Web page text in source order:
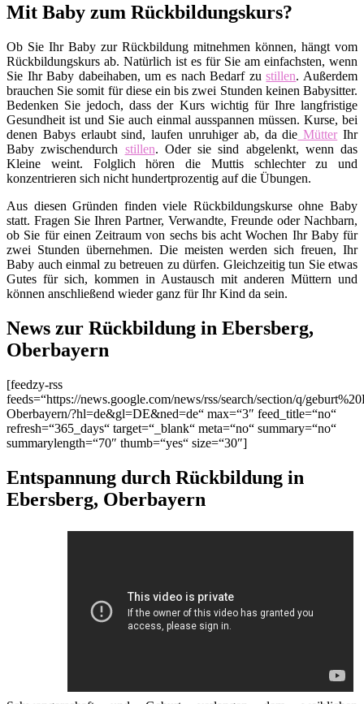
Mit Baby zum Rückbildungskurs?
Ob Sie Ihr Baby zur Rückbildung mitnehmen können, hängt vom
Rückbildungskurs ab. Natürlich ist es für Sie am einfachsten, wenn
Sie Ihr Baby dabeihaben, um es nach Bedarf zustillen. Außerdem
brauchen Sie somit für diese ein bis zwei Stunden keinen Babysitter.
Bedenken Sie jedoch, dass der Kurs wichtig für Ihre langfristige
Gesundheit ist und Sie auch einmal ausspannen müssen. Kurse, bei
denen Babys erlaubt sind, laufen unruhiger ab, da die MütterIhr
Baby zwischendurch stillen. Oder sie sind abgelenkt, wenn das
Kleine weint. Folglich hören die Muttis schlechter zu und
konzentrieren sich nicht hundertprozentig auf die Übungen.
Aus diesen Gründen finden viele Rückbildungskurse ohne Baby
statt. Fragen Sie Ihren Partner, Verwandte, Freunde oder Nachbarn,
ob Sie für einen Zeitraum von sechs bis acht Wochen Ihr Baby für
zwei Stunden übernehmen. Die meisten werden sich freuen, Ihr
Baby auch einmal zu betreuen zu dürfen. Gleichzeitig tun Sie etwas
Gutes für sich, kommen in Austausch mit anderen Müttern und
können anschließend wieder ganz für Ihr Kind da sein.
News zur Rückbildung in Ebersberg,
Oberbayern
[feedzy-rss
feeds=“https://news.google.com/news/rss/search/section/q/
Oberbayern/?hl=de&gl=DE&ned=de“ max=“3″ feed_title=“no“
refresh=“365_days“ target=“_blank“ meta=“no“ summary=“no“
summarylength=“70″ thumb=“yes“ size=“30″]
Entspannung durch Rückbildung in
Ebersberg, Oberbayern